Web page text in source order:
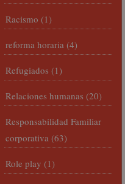
Racismo (1)
reforma horaria (4)
Refugiados (1)
Relaciones humanas (20)
Responsabilidad Familiar
corporativa (63)
Role play (1)